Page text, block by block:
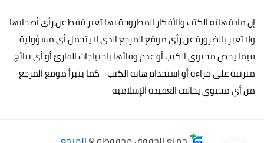
إن مادة هاته الكتب والأفكار المطروحة بها تعبر فقط عن رأي أصحابها
ولا تعبر بالضرورة عن رأي موقع المرجع الذي لا يتحمل أي مسؤولية
فيما يخص محتوى الكتب أو عدم وفائها باحتياجات القارئ أو أي نتائج
مترتبة على قراءة أو استخدام هاته الكتب - كما يتبرأ موقع المرجع
من أي محتوى يخالف العقيدة الإسلامية